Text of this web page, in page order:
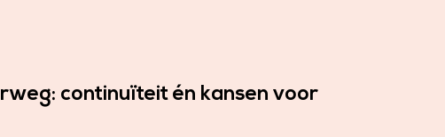
continuïteit én kansen voor